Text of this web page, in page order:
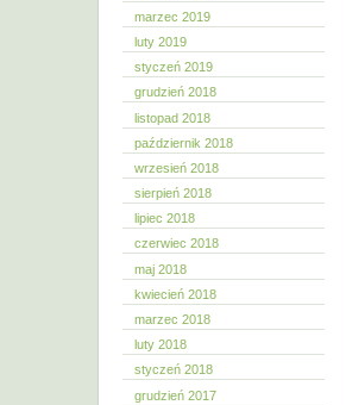
marzec 2019
luty 2019
styczeń 2019
grudzień 2018
listopad 2018
październik 2018
wrzesień 2018
sierpień 2018
lipiec 2018
czerwiec 2018
maj 2018
kwiecień 2018
marzec 2018
luty 2018
styczeń 2018
grudzień 2017